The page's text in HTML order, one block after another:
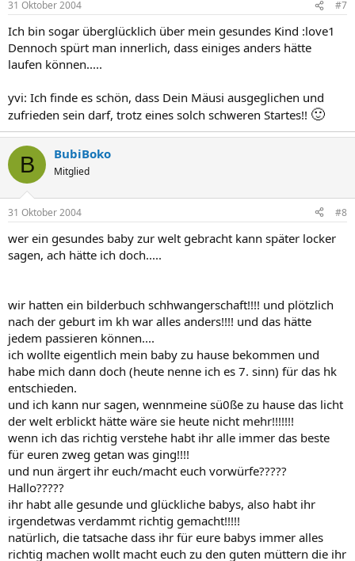
31 Oktober 2004 #7
Ich bin sogar überglücklich über mein gesundes Kind :love1
Dennoch spürt man innerlich, dass einiges anders hätte
laufen können.....
yvi: Ich finde es schön, dass Dein Mäusi ausgeglichen und
zufrieden sein darf, trotz eines solch schweren Startes!! 🙂
B BubiBoko
Mitglied
31 Oktober 2004 #8
wer ein gesundes baby zur welt gebracht kann später locker
sagen, ach hätte ich doch.....
wir hatten ein bilderbuch schhwangerschaft!!!! und plötzlich
nach der geburt im kh war alles anders!!!! und das hätte
jedem passieren können....
ich wollte eigentlich mein baby zu hause bekommen und
habe mich dann doch (heute nenne ich es 7. sinn) für das hk
entschieden.
und ich kann nur sagen, wennmeine sü0ße zu hause das licht
der welt erblickt hätte wäre sie heute nicht mehr!!!!!!!
wenn ich das richtig verstehe habt ihr alle immer das beste
für euren zweg getan was ging!!!!
und nun ärgert ihr euch/macht euch vorwürfe?????
Hallo?????
ihr habt alle gesunde und glückliche babys, also habt ihr
irgendetwas verdammt richtig gemacht!!!!!
natürlich, die tatsache dass ihr für eure babys immer alles
richtig machen wollt macht euch zu den guten müttern die ihr